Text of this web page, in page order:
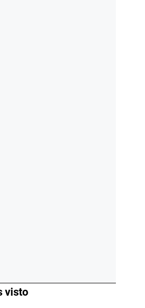
visto